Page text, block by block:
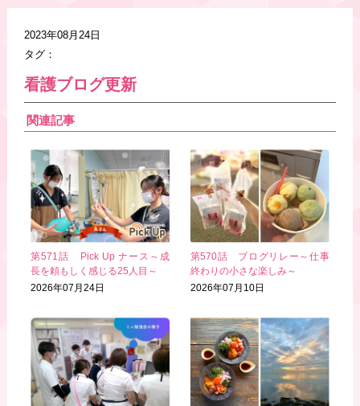
2023年08月24日
タグ：
看護ブログ更新
関連記事
第571話 Pick Up ナース～成
長を頼もしく感じる25人目～
2026年07月24日
第570話 ブログリレー～仕事
終わりの小さな楽しみ～
2026年07月10日